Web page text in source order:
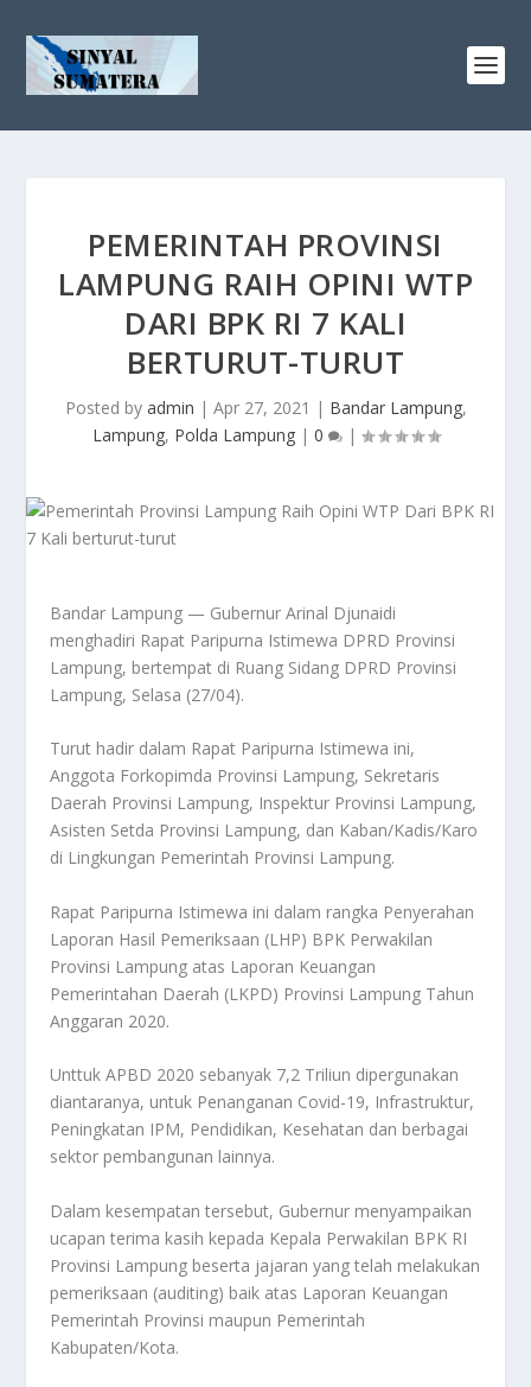
PEMERINTAH PROVINSI
LAMPUNG RAIH OPINI WTP
DARI BPK RI 7 KALI
BERTURUT-TURUT
Posted by admin | Apr 27, 2021 | Bandar Lampung,
Lampung, Polda Lampung| 0 |
Bandar Lampung — Gubernur Arinal Djunaidi
menghadiri Rapat Paripurna Istimewa DPRD Provinsi
Lampung, bertempat di Ruang Sidang DPRD Provinsi
Lampung, Selasa (27/04).
Turut hadir dalam Rapat Paripurna Istimewa ini,
Anggota Forkopimda Provinsi Lampung, Sekretaris
Daerah Provinsi Lampung, Inspektur Provinsi Lampung,
Asisten Setda Provinsi Lampung, dan Kaban/Kadis/Karo
di Lingkungan Pemerintah Provinsi Lampung.
Rapat Paripurna Istimewa ini dalam rangka Penyerahan
Laporan Hasil Pemeriksaan (LHP) BPK Perwakilan
Provinsi Lampung atas Laporan Keuangan
Pemerintahan Daerah (LKPD) Provinsi Lampung Tahun
Anggaran 2020.
Unttuk APBD 2020 sebanyak 7,2 Triliun dipergunakan
diantaranya, untuk Penanganan Covid-19, Infrastruktur,
Peningkatan IPM, Pendidikan, Kesehatan dan berbagai
sektor pembangunan lainnya.
Dalam kesempatan tersebut, Gubernur menyampaikan
ucapan terima kasih kepada Kepala Perwakilan BPK RI
Provinsi Lampung beserta jajaran yang telah melakukan
pemeriksaan (auditing) baik atas Laporan Keuangan
Pemerintah Provinsi maupun Pemerintah
Kabupaten/Kota.